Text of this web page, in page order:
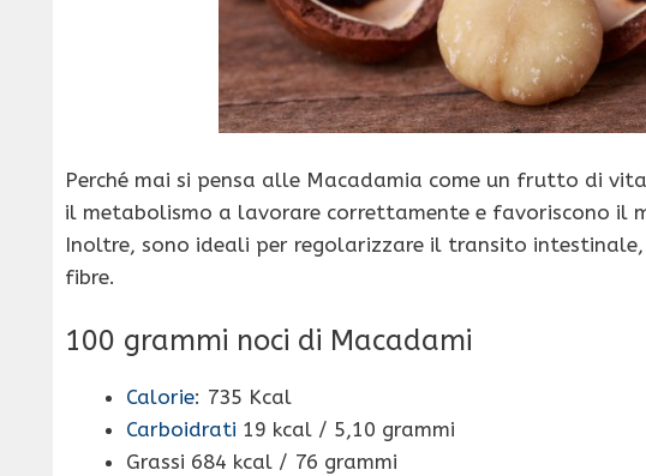
Perché mai si pensa alle Macadamia come un frutto di
il metabolismo a lavorare correttamente e favoriscono il
Inoltre, sono ideali per regolarizzare il transito
fibre.
100 grammi noci di Macadami
Calorie: 735 Kcal
Carboidrati 19 kcal / 5,10 grammi
Grassi 684 kcal / 76 grammi